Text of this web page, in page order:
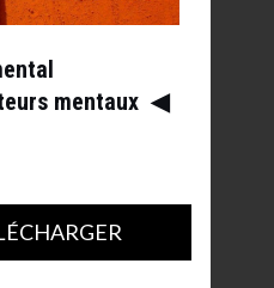
mentaux ◀︎